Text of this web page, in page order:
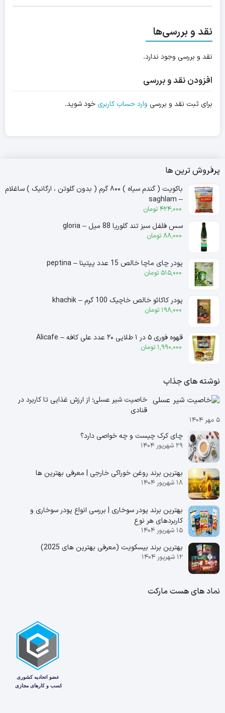
نقد و بررسی‌ها
نقد و بررسی وجود ندارد.
افزودن نقد و بررسی
برای ثبت نقد و بررسی وارد حساب کاربریخود شوید.
پرفروش ترین ها
باکویت ( گندم سیاه ) ۸۰۰ گرم ( بدون گلوتن ، ارگانیک ) ساغلام
– saghlam
424,000 تومان
سس فلفل سبز تند گلوریا 88 میل – gloria
88,000 تومان
پودر چای ماچا خالص 15 عدد پپتینا – peptina
515,000 تومان
پودر کاکائو خالص خاچیک 100 گرم – khachik
198,000 تومان
قهوه فوری ۵ در ۱ طلایی ۲۰ عدد علی کافه – Alicafe
1,990,000 تومان
نوشته های جذاب
خاصیت شیر عسلی؛ از ارزش غذایی تا کاربرد در
قنادی
۵ مهر ۱۴۰۴
چای کرک چیست و چه خواصی دارد؟
۲۹ شهریور ۱۴۰۴
بهترین برند روغن خوراکی خارجی | معرفی بهترین ها
۱۸ شهریور ۱۴۰۴
بهترین برند پودر سوخاری | بررسی انواع پودر سوخاری و
کاربردهای هر نوع
۱۵ شهریور ۱۴۰۴
بهترین برند بیسکویت (معرفی بهترین‌ های 2025)
۱۲ شهریور ۱۴۰۴
نماد های هست مارکت